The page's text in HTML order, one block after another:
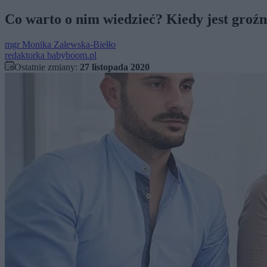
Co warto o nim wiedzieć? Kiedy jest
mgr Monika Zalewska-Biełło
redaktorka babyboom.pl
Ostatnie zmiany: 27 listopada 2020